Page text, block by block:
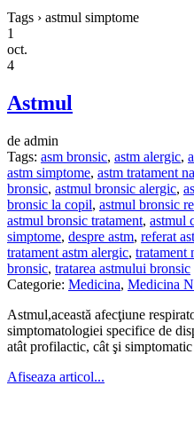
Tags › astmul simptome
1
oct.
4
Astmul
de admin
Tags: asm bronsic, astm alergic,
astm simptome, astm tratament
bronsic, astmul bronsic alergic,
bronsic la copil, astmul bronsic
astmul bronsic tratament, astmul
simptome, despre astm, referat
tratament astm alergic, tratament
bronsic, tratarea astmului bronsic
Categorie: Medicina, Medicina
Astmul,această afecţiune
simptomatologiei specifice de
atât profilactic, cât şi
Afiseaza articol...